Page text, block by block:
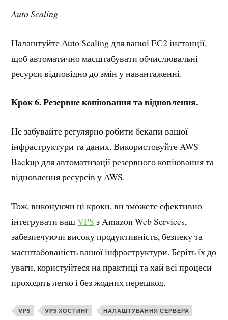
Auto Scaling
Налаштуйте Auto Scaling для вашої EC2 інстанції,
щоб автоматично масштабувати обчислювальні
ресурси відповідно до змін у навантаженні.
Крок 6. Резервне копіювання та відновлення.
Не забувайте регулярно робити бекапи вашої
інфраструктури та даних. Використовуйте AWS
Backup для автоматизації резервного копіювання та
відновлення ресурсів у AWS.
Тож, виконуючи ці кроки, ви зможете ефективно
інтегрувати вашVPS з Amazon Web Services,
забезпечуючи високу продуктивність, безпеку та
масштабованість вашої інфраструктури. Беріть їх до
уваги, користуйтеся на практиці та хай всі процеси
проходять легко і без жодних перешкод.
VPS VPS ХОСТИНГ НАЛАШТУВАННЯ СЕРВЕРА